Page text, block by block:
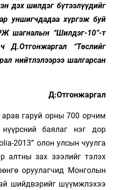
дэх шилдэг бүтээлүүдийг
уншигчдадаа хүргэж буй
шагналын “Шилдэг-10”-т
Д.Отгонжаргал “Төслийг
нийтлэлээрээ шалгарсан
Д:Отгонжаргал
гаруй орны 700 орчим
баялаг нэг дор
2013” олон улсын чуулга
алтны зах зээлийг тэлэх
оруулагчид Монголын
шийдвэрийг шүүмжлэхээ